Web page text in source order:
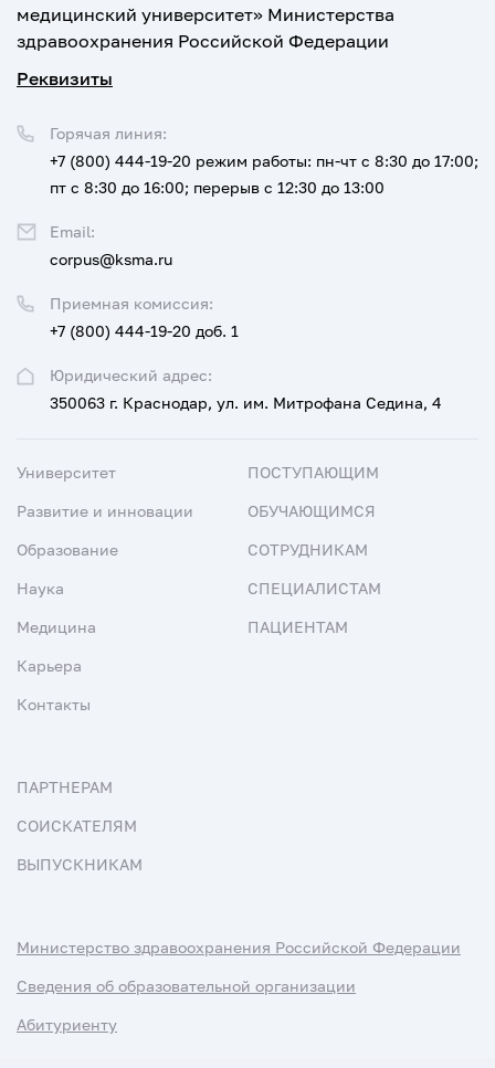
медицинский университет» Министерства
здравоохранения Российской Федерации
Реквизиты
Юридический адрес:
350063 г. Краснодар, ул. им. Митрофана Седина, 4
Приемная комиссия:
+7 (800) 444-19-20 доб. 1
Горячая линия:
+7 (800) 444-19-20 режим работы: пн-чт с 8:30 до 17:00;
пт с 8:30 до 16:00; перерыв с 12:30 до 13:00
Email:
corpus@ksma.ru
Университет
Развитие и инновации
Образование
Наука
Медицина
Карьера
Контакты
ПОСТУПАЮЩИМ
ОБУЧАЮЩИМСЯ
СОТРУДНИКАМ
СПЕЦИАЛИСТАМ
ПАЦИЕНТАМ
ПАРТНЕРАМ
СОИСКАТЕЛЯМ
ВЫПУСКНИКАМ
Министерство здравоохранения Российской Федерации
Сведения об образовательной организации
Абитуриенту